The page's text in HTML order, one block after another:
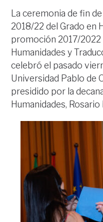
La ceremonia de fin
2018/22 del Grado en
promoción 2017/2022
Humanidades y
celebró el pasado
Universidad Pablo de
presidido por la
Humanidades,